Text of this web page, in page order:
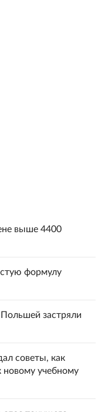
выше 4400
формулу
застряли
советы, как
новому учебному